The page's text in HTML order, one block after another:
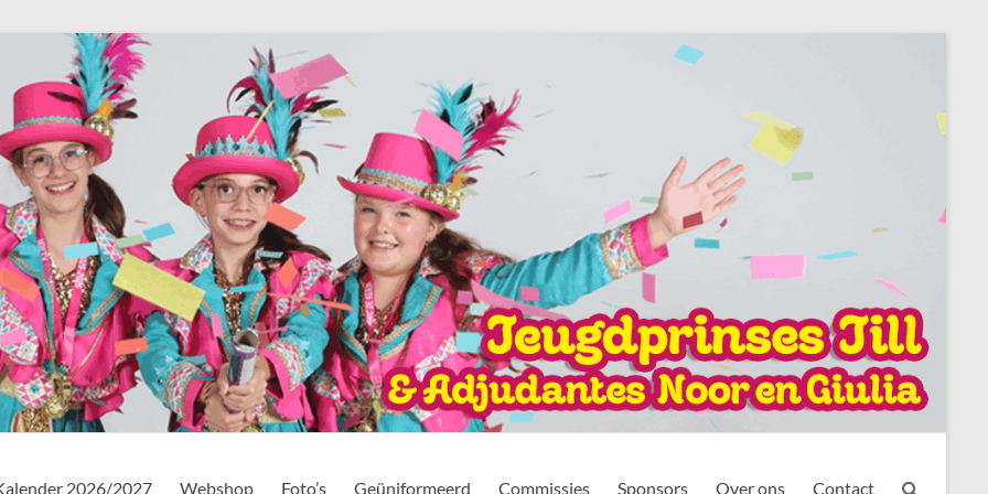
2026/2027 Webshop Foto’s Geüniformeerd Commissies Sponsors Over ons Contact